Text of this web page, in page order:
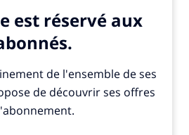
d’être rattachée au comité
Paris 2024 pour les événements
domaines comme la
ou encore les partenariats
t-elle a SportBusiness.Club. Pour